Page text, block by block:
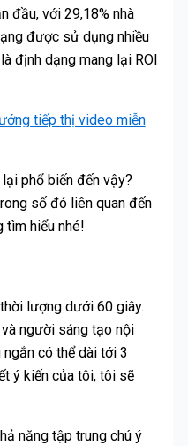
đầu, với 29,18% nhà
được sử dụng nhiều
định dạng mang lại ROI
tiếp thị video miễn
phổ biến đến vậy?
số đó liên quan đến
tìm hiểu nhé!
lượng dưới 60 giây.
người sáng tạo nội
có thể dài tới 3
ý kiến của tôi, tôi sẽ
năng tập trung chú ý